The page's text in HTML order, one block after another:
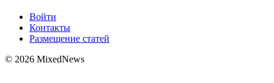
Войти
Контакты
Размещение статей
© 2026 MixedNews